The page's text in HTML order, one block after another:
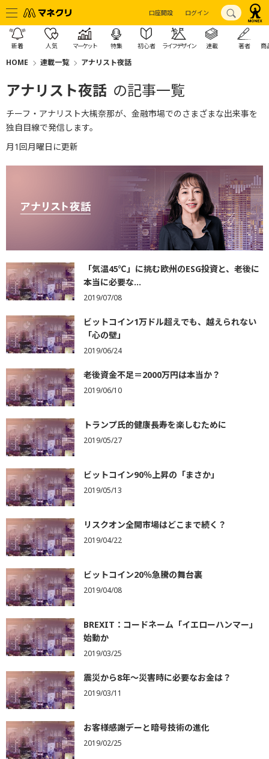
口座開設 ログイン
新着 人気 マーケット 特集 初心者 ライフデザイン 連載 著者 商
HOME 連載一覧 アナリスト夜話
アナリスト夜話 の記事一覧
チーフ・アナリスト大槻奈那が、金融市場でのさまざまな出来事を
独自目線で発信します。
月1回月曜日に更新
「気温45℃」に挑む欧州のESG投資と、老後に
本当に必要な...
2019/07/08
ビットコイン1万ドル超えでも、越えられない
「心の壁」
2019/06/24
老後資金不足＝2000万円は本当か？
2019/06/10
トランプ氏的健康長寿を楽しむために
2019/05/27
ビットコイン90％上昇の「まさか」
2019/05/13
リスクオン全開市場はどこまで続く？
2019/04/22
ビットコイン20％急騰の舞台裏
2019/04/08
BREXIT：コードネーム「イエローハンマー」
始動か
2019/03/25
震災から8年～災害時に必要なお金は？
2019/03/11
お客様感謝デーと暗号技術の進化
2019/02/25